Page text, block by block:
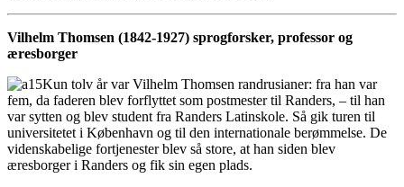
Vilhelm Thomsen (1842-1927) sprogforsker, professor og
æresborger
Kun tolv år var Vilhelm Thomsen randrusianer: fra han var
fem, da faderen blev forflyttet som postmester til Randers, – til han
var sytten og blev student fra Randers Latinskole. Så gik turen til
universitetet i København og til den internationale berømmelse. De
videnskabelige fortjenester blev så store, at han siden blev
æresborger i Randers og fik sin egen plads.